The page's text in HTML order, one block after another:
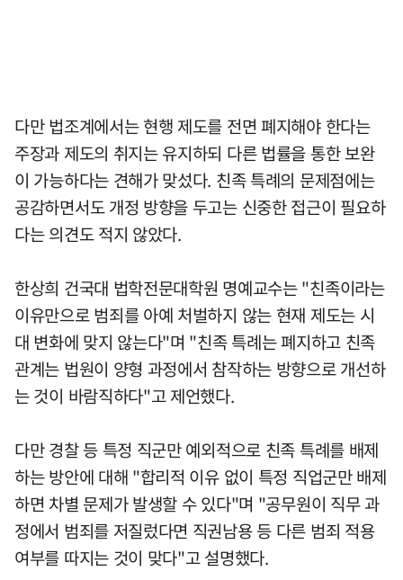
다만 법조계에서는 현행 제도를 전면 폐지해야 한다는
주장과 제도의 취지는 유지하되 다른 법률을 통한 보완
이 가능하다는 견해가 맞섰다. 친족 특례의 문제점에는
공감하면서도 개정 방향을 두고는 신중한 접근이 필요하
다는 의견도 적지 않았다.
한상희 건국대 법학전문대학원 명예교수는 "친족이라는
이유만으로 범죄를 아예 처벌하지 않는 현재 제도는 시
대 변화에 맞지 않는다"며 "친족 특례는 폐지하고 친족
관계는 법원이 양형 과정에서 참작하는 방향으로 개선하
는 것이 바람직하다"고 제언했다.
다만 경찰 등 특정 직군만 예외적으로 친족 특례를 배제
하는 방안에 대해 "합리적 이유 없이 특정 직업군만 배제
하면 차별 문제가 발생할 수 있다"며 "공무원이 직무 과
정에서 범죄를 저질렀다면 직권남용 등 다른 범죄 적용
여부를 따지는 것이 맞다"고 설명했다.